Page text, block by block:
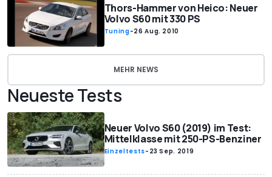
Thors-Hammer von Heico: Neuer
Volvo S60 mit 330 PS
Tuning-26 Aug. 2010
MEHR NEWS
Neueste Tests
Neuer Volvo S60 (2019) im Test:
Mittelklasse mit 250-PS-Benziner
Einzeltests- 23 Sep. 2019